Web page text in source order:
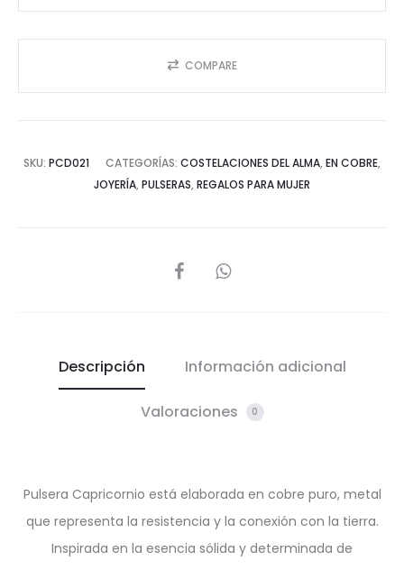
COMPARE
SKU: PCD021 CATEGORÍAS: COSTELACIONES DEL ALMA, EN COBRE,
JOYERÍA, PULSERAS, REGALOS PARA MUJER
SHARE
Descripción Información adicional
Valoraciones 0
Pulsera Capricornio está elaborada en cobre puro, metal
que representa la resistencia y la conexión con la tierra.
Inspirada en la esencia sólida y determinada de